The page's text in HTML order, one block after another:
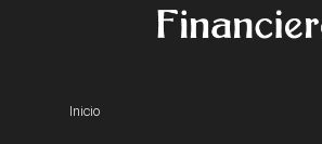
Inicio